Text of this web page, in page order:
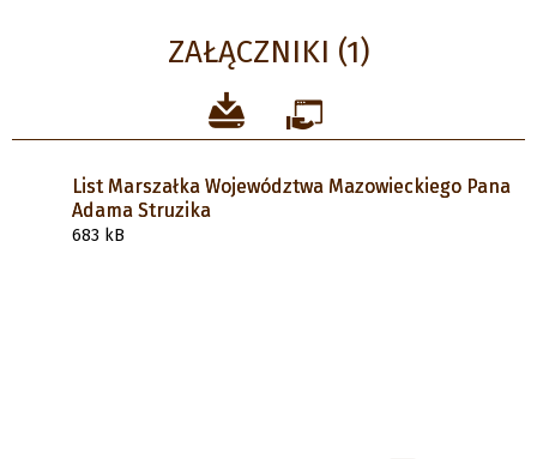
ZAŁĄCZNIKI (1)
List Marszałka Województwa Mazowieckiego Pana
Adama Struzika
683 kB